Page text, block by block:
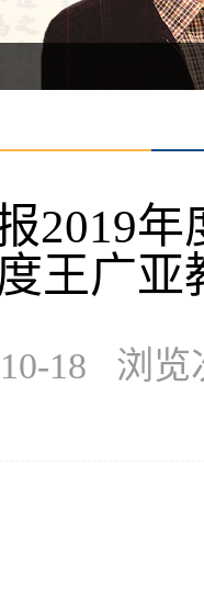
2019
王广
18 浏览